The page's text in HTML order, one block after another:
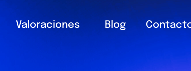
Valoraciones Blog